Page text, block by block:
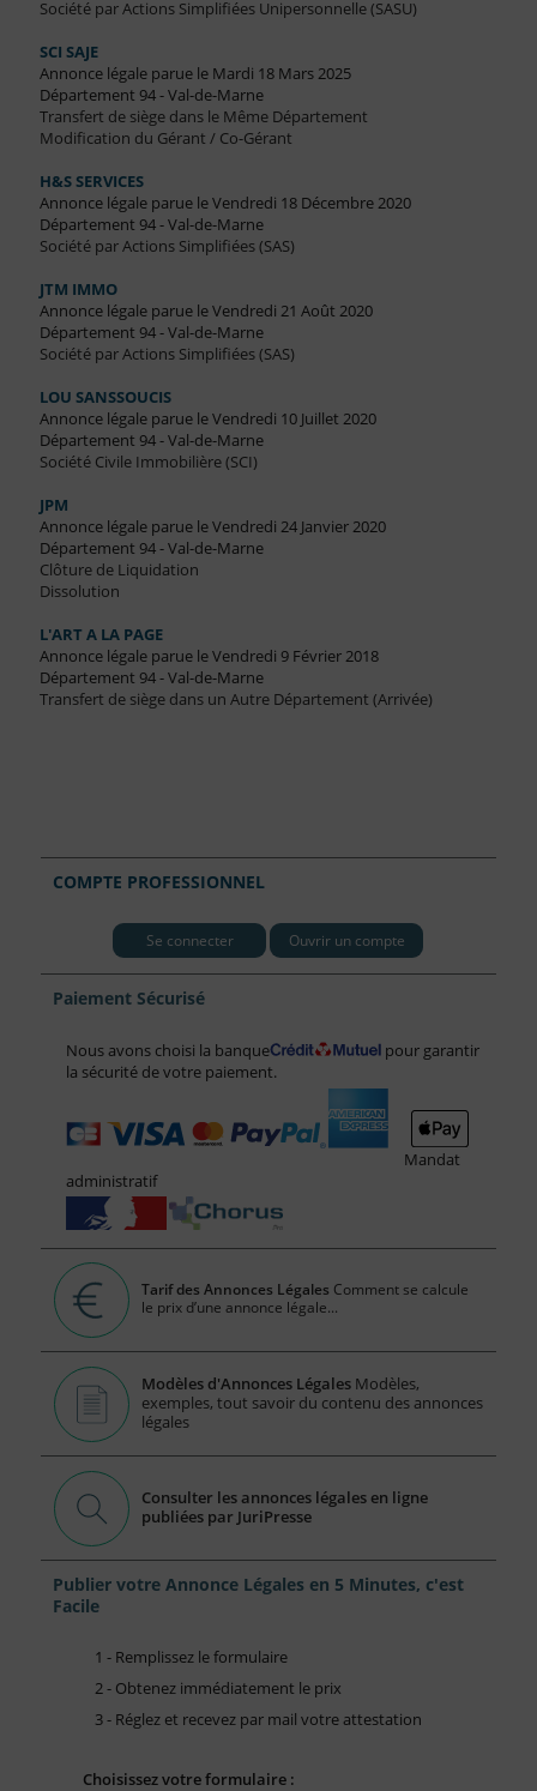
Société par Actions Simplifiées Unipersonnelle (SASU)
SCI SAJE
Annonce légale parue le Mardi 18 Mars 2025
Département 94 - Val-de-Marne
Transfert de siège dans le Même Département
Modification du Gérant / Co-Gérant
H&S SERVICES
Annonce légale parue le Vendredi 18 Décembre 2020
Département 94 - Val-de-Marne
Société par Actions Simplifiées (SAS)
JTM IMMO
Annonce légale parue le Vendredi 21 Août 2020
Département 94 - Val-de-Marne
Société par Actions Simplifiées (SAS)
LOU SANSSOUCIS
Annonce légale parue le Vendredi 10 Juillet 2020
Département 94 - Val-de-Marne
Société Civile Immobilière (SCI)
JPM
Annonce légale parue le Vendredi 24 Janvier 2020
Département 94 - Val-de-Marne
Clôture de Liquidation
Dissolution
L'ART A LA PAGE
Annonce légale parue le Vendredi 9 Février 2018
Département 94 - Val-de-Marne
Transfert de siège dans un Autre Département (Arrivée)
COMPTE PROFESSIONNEL
Se connecter Ouvrir un compte
Paiement Sécurisé
Nous avons choisi la banque
pour garantir
la sécurité de votre paiement.
Mandat
administratif
Tarif des Annonces Légales Comment se calcule
le prix d’une annonce légale...
Modèles d'Annonces Légales Modèles,
exemples, tout savoir du contenu des annonces
légales
Consulter les annonces légales en ligne
publiées par JuriPresse
Publier votre Annonce Légales en 5 Minutes, c'est
Facile
1 - Remplissez le formulaire
2 - Obtenez immédiatement le prix
3 - Réglez et recevez par mail votre attestation
Choisissez votre formulaire :